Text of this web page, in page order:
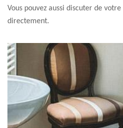
Vous pouvez aussi discuter de
directement.